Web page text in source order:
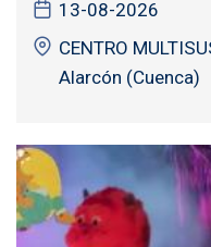
13-08-2026
CENTRO
Alarcón (Cuenca)